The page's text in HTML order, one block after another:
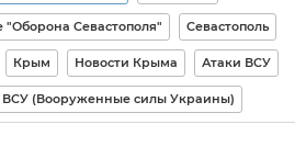
Севастополя" Севастополь
Крым Новости Крыма Атаки ВСУ
ВСУ (Вооруженные силы Украины)